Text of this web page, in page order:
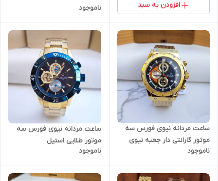
افزودن به سبد ناموجود
ساعت مردانه نیوی فورس سه
موتور گارانتی دار جعبه نیوی
فورس
ناموجود
ساعت مردانه نیوی فورس سه
موتور طلایی استیل
ناموجود